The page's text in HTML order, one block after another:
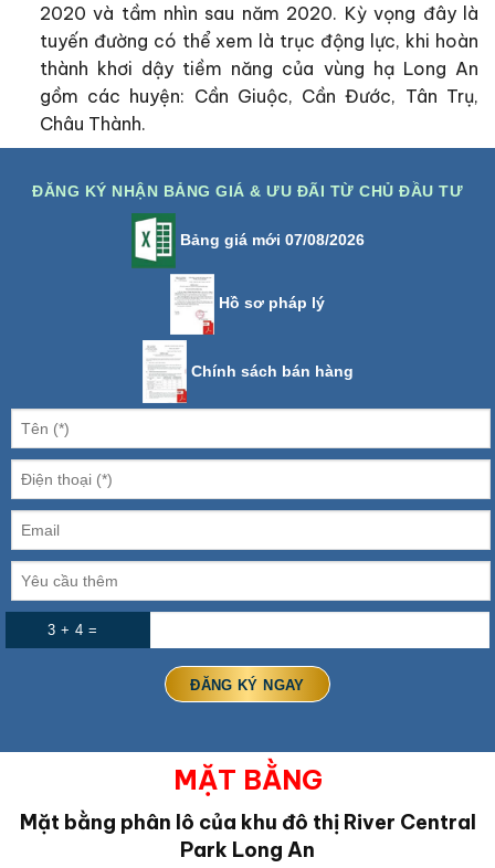
2020 và tầm nhìn sau năm 2020. Kỳ vọng đây là
tuyến đường có thể xem là trục động lực, khi hoàn
thành khơi dậy tiềm năng của vùng hạ Long An
gồm các huyện: Cần Giuộc, Cần Đước, Tân Trụ,
Châu Thành.
ĐĂNG KÝ NHẬN BẢNG GIÁ & ƯU ĐÃI TỪ CHỦ ĐẦU TƯ
Bảng giá mới 07/08/2026
Hồ sơ pháp lý
Chính sách bán hàng
3 + 4 =
MẶT BẰNG
Mặt bằng phân lô của khu đô thị River Central
Park Long An